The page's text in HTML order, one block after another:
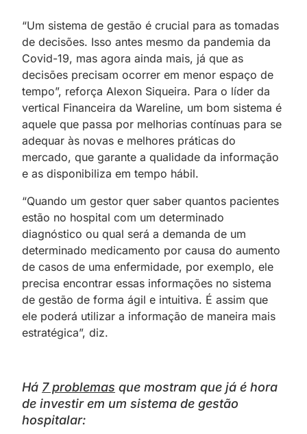
“Um sistema de gestão é crucial para as tomadas
de decisões. Isso antes mesmo da pandemia da
Covid-19, mas agora ainda mais, já que as
decisões precisam ocorrer em menor espaço de
tempo”, reforça Alexon Siqueira. Para o líder da
vertical Financeira da Wareline, um bom sistema é
aquele que passa por melhorias contínuas para se
adequar às novas e melhores práticas do
mercado, que garante a qualidade da informação
e as disponibiliza em tempo hábil.
“Quando um gestor quer saber quantos pacientes
estão no hospital com um determinado
diagnóstico ou qual será a demanda de um
determinado medicamento por causa do aumento
de casos de uma enfermidade, por exemplo, ele
precisa encontrar essas informações no sistema
de gestão de forma ágil e intuitiva. É assim que
ele poderá utilizar a informação de maneira mais
estratégica”, diz.
Há 7 problemas que mostram que já é hora
de investir em um sistema de gestão
hospitalar: